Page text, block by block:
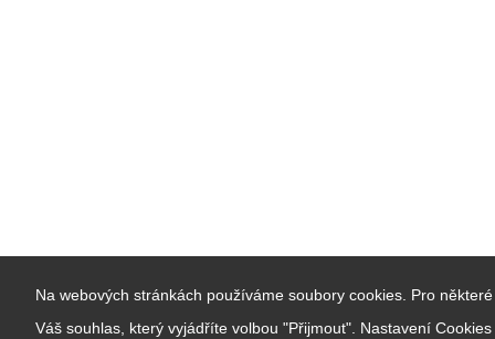
Na webových stránkách používáme soubory cookies. Pro
Váš souhlas, který vyjádříte volbou "Přijmout". Nastavení